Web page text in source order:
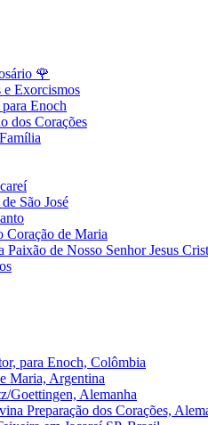
🌹
e Exorcismos
Enoch
dos Corações
São José
Coração de Maria
de Nosso Senhor Jesus
para Enoch, Colômbia
Maria, Argentina
Goettingen, Alemanha
Preparação dos Corações,